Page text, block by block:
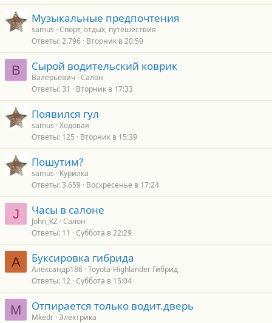
Музыкальные предпочтения
samus Спорт, отдых, путешествия
Ответы 2.796 Вторник в 20:59
В Сырой водительский коврик
Валерьевич Салон
Ответы 31 Вторник в 17:33
Появился гул
samus Ходовая
Ответы 125 Вторник в 15:39
Пошутим?
samus
Курилка
Ответы 3.659 Воскресенье в 17:24
J Часы в салоне
John_KZ Салон
Ответы 11 Суббота в 22:29
А Буксировка гибрида
Александр186 Toyota-Highlander Гибрид
Ответы 12 Суббота в 15:04
M Отпирается только водит.дверь
Mkedr Электрика